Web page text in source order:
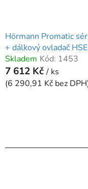
Hörmann Promatic
+ dálkový ovladač
Skladem Kód: 1453
7 612 Kč / ks
(6 290,91 Kč bez